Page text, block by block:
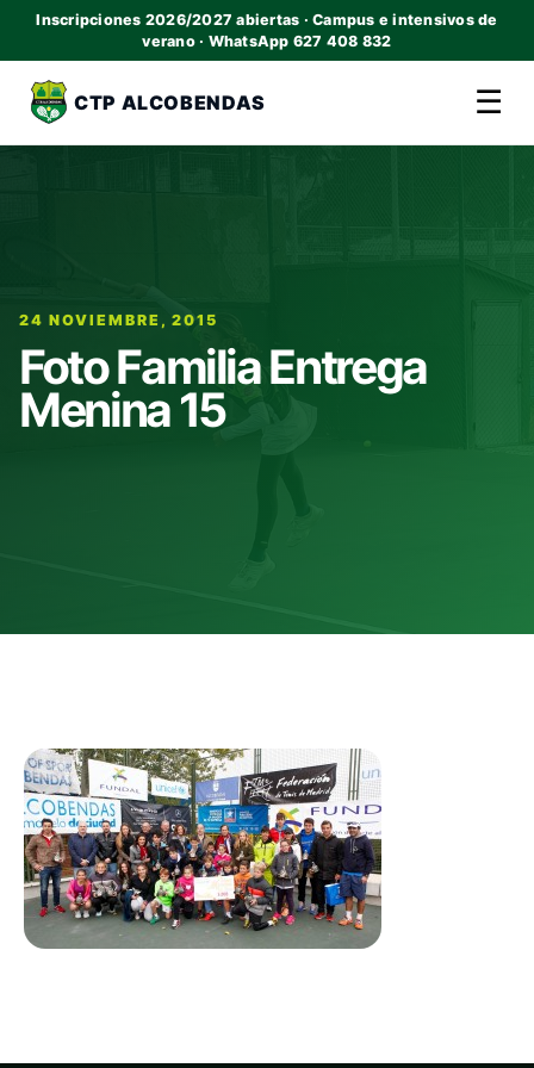
Inscripciones 2026/2027 abiertas · Campus e intensivos de
verano · WhatsApp 627 408 832
CTP ALCOBENDAS ☰
24 NOVIEMBRE, 2015
Foto Familia Entrega
Menina 15